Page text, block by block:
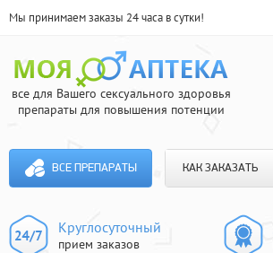
Мы принимаем заказы 24 часа в сутки!
все для Вашего сексуального здоровья
препараты для повышения потенции
ВСЕ ПРЕПАРАТЫ КАК ЗАКАЗАТЬ
Круглосуточный
прием заказов